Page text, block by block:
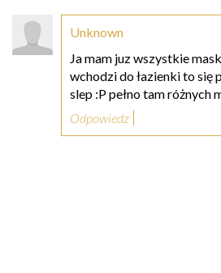
Unknown
Ja mam juz wszystkie
wchodzi do łazienki to się
slep :P pełno tam różnych
Odpowiedz